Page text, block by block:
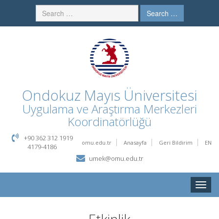
Search …
Ondokuz Mayıs Üniversitesi
Uygulama ve Araştırma Merkezleri
Koordinatörlüğü
omu.edu.tr Anasayfa Geri Bildirim EN
+90 362 312 1919
4179-4186
umek@omu.edu.tr
Toggle